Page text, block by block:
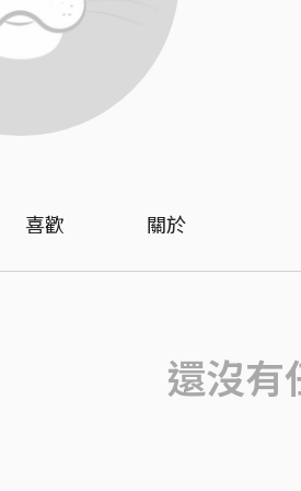
喜歡 關於
還沒有